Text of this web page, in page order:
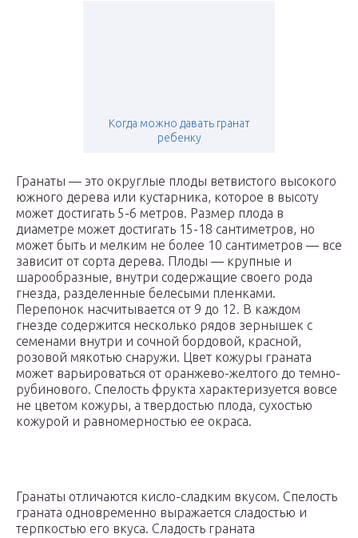
Когда можно давать гранат
ребенку
Гранаты — это округлые плоды ветвистого высокого
южного дерева или кустарника, которое в высоту
может достигать 5-6 метров. Размер плода в
диаметре может достигать 15-18 сантиметров, но
может быть и мелким не более 10 сантиметров — все
зависит от сорта дерева. Плоды — крупные и
шарообразные, внутри содержащие своего рода
гнезда, разделенные белесыми пленками.
Перепонок насчитывается от 9 до 12. В каждом
гнезде содержится несколько рядов зернышек с
семенами внутри и сочной бордовой, красной,
розовой мякотью снаружи. Цвет кожуры граната
может варьироваться от оранжево-желтого до темно-
рубинового. Спелость фрукта характеризуется вовсе
не цветом кожуры, а твердостью плода, сухостью
кожурой и равномерностью ее окраса.
Гранаты отличаются кисло-сладким вкусом. Спелость
граната одновременно выражается сладостью и
терпкостью его вкуса. Сладость граната